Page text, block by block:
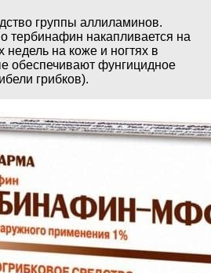
группы аллиламинов.
тербинафин накапливается на
недель на коже и ногтях в
обеспечивают фунгицидное
грибков).